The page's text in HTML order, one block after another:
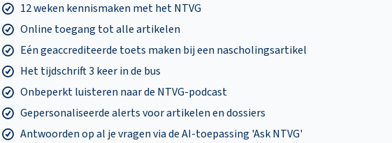
12 weken kennismaken met het NTVG
Online toegang tot alle artikelen
Eén geaccrediteerde toets maken bij een nascholingsartikel
Het tijdschrift 3 keer in de bus
Onbeperkt luisteren naar de NTVG-podcast
Gepersonaliseerde alerts voor artikelen en dossiers
Antwoorden op al je vragen via de AI-toepassing 'Ask NTVG'